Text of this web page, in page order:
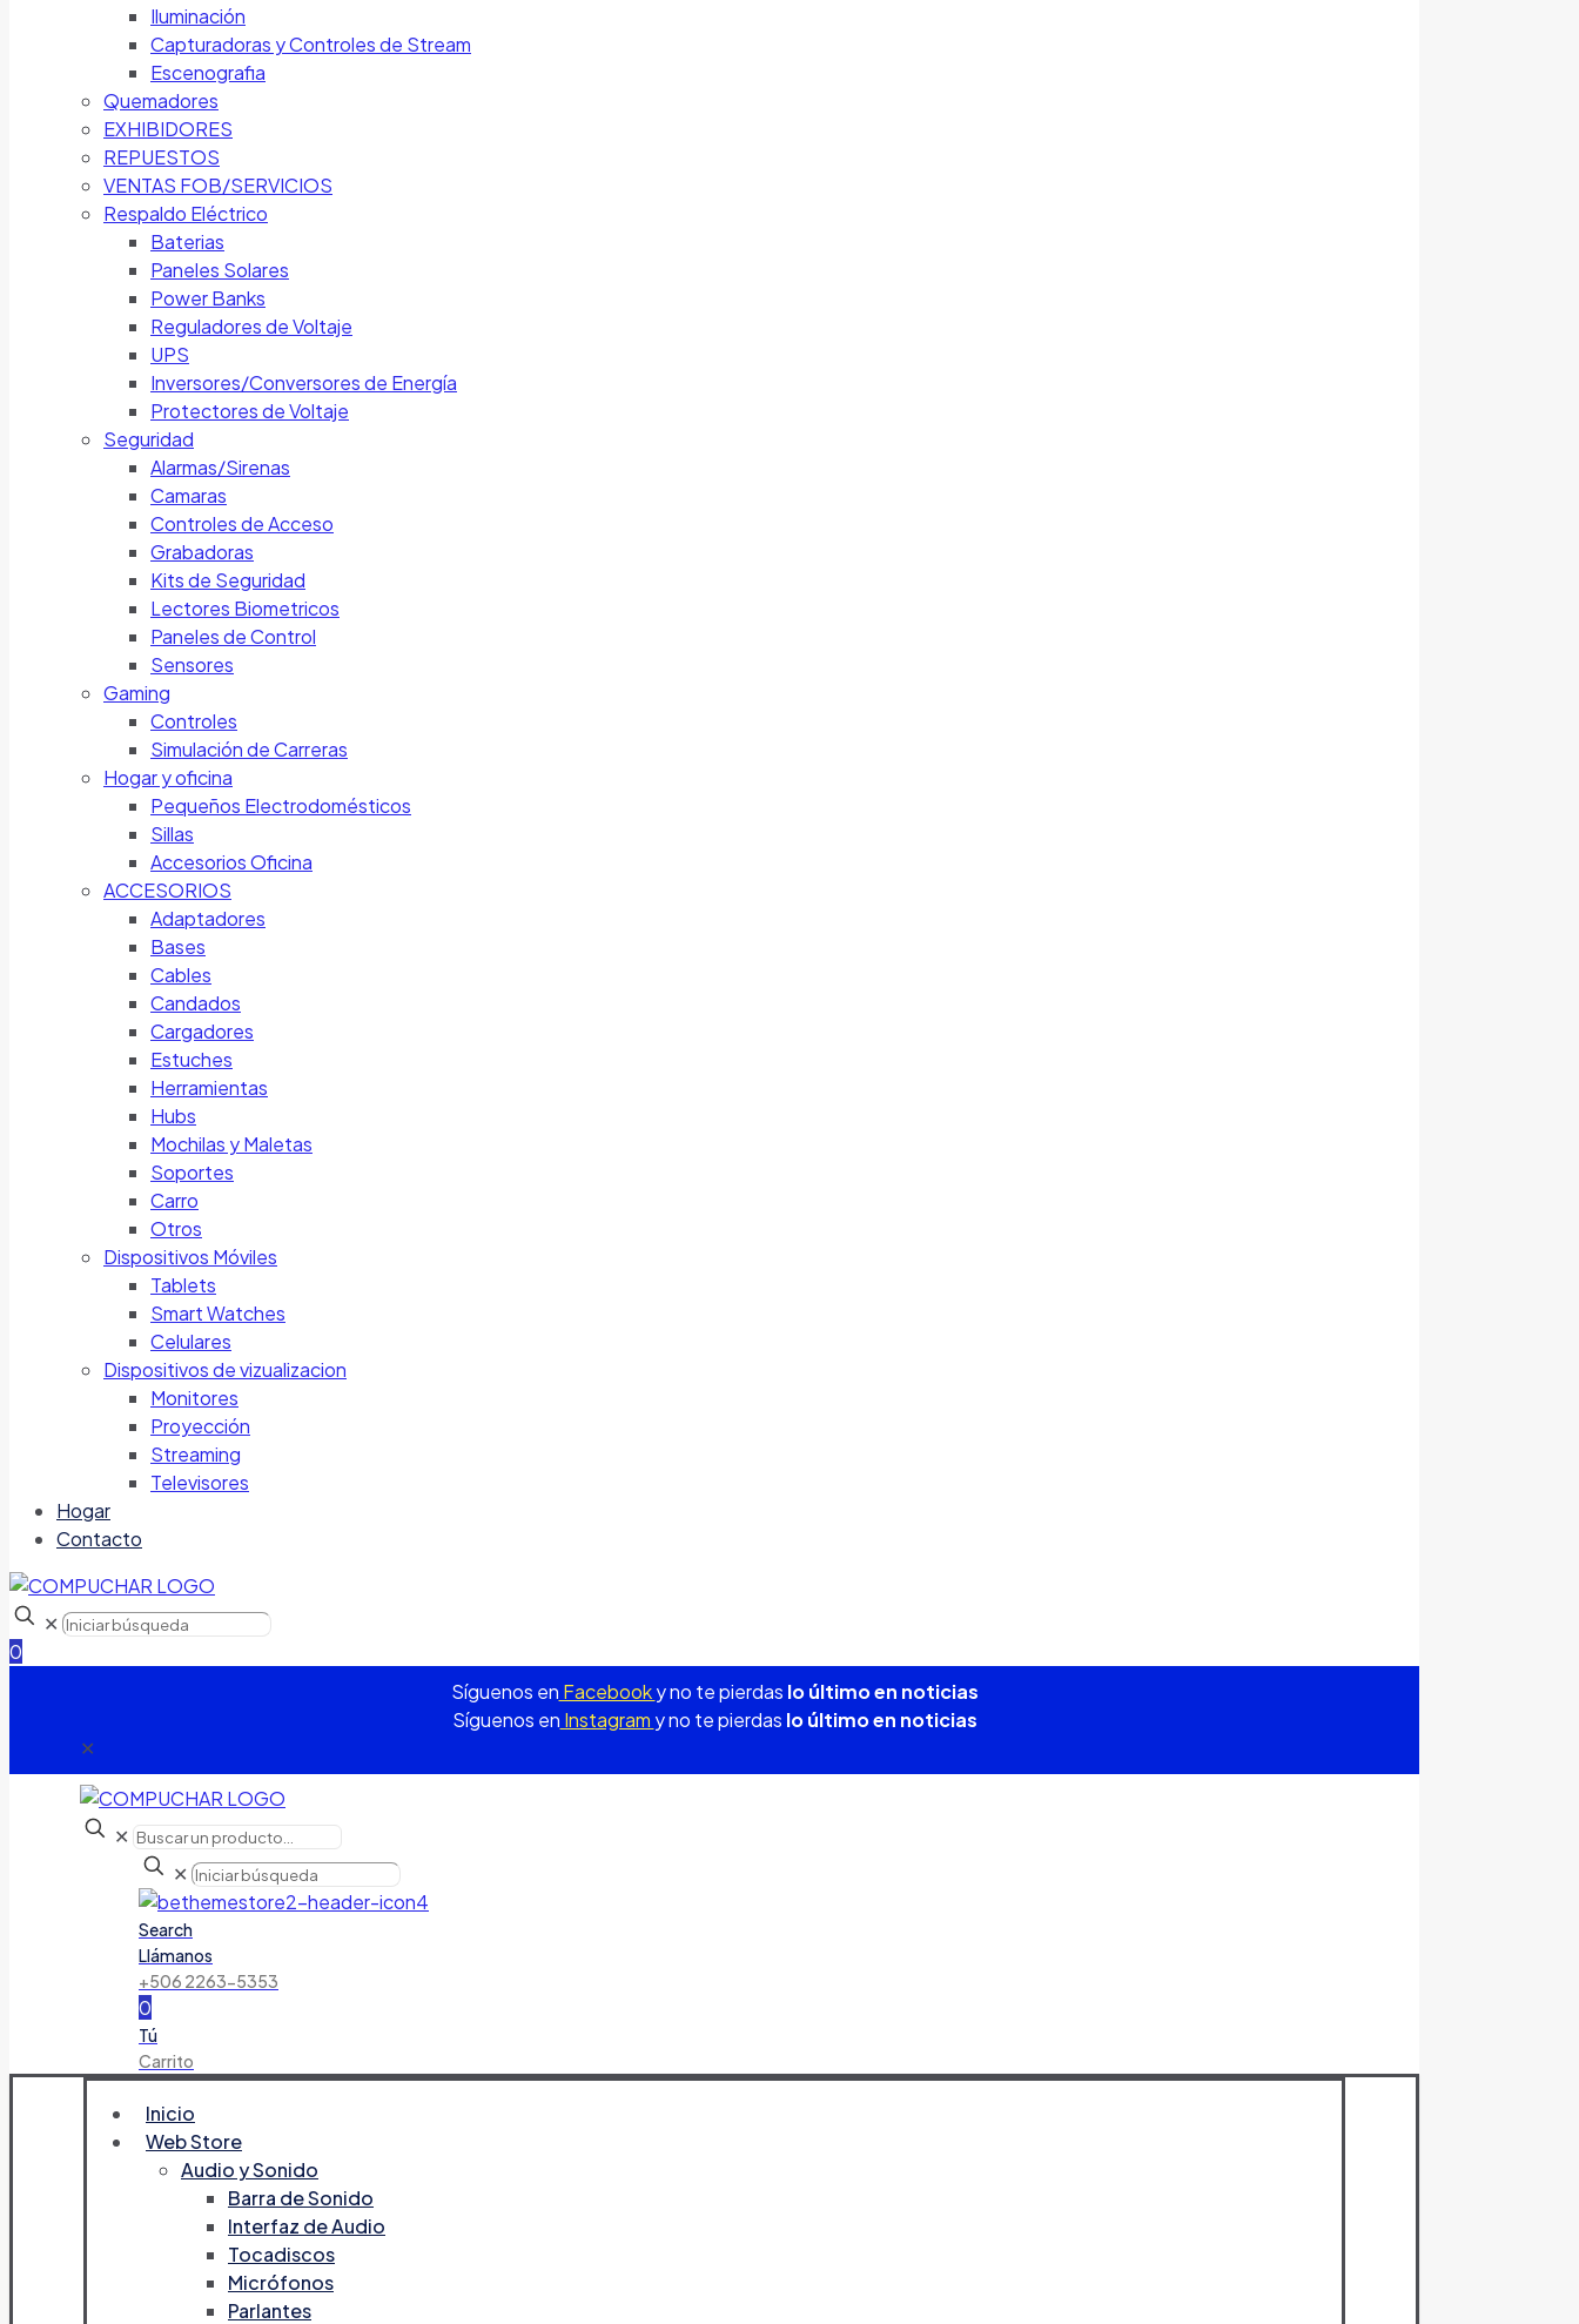
Iluminación
Capturadoras y Controles de Stream
Escenografia
Quemadores
EXHIBIDORES
REPUESTOS
VENTAS FOB/SERVICIOS
Respaldo Eléctrico
Baterias
Paneles Solares
Power Banks
Reguladores de Voltaje
UPS
Inversores/Conversores de Energía
Protectores de Voltaje
Seguridad
Alarmas/Sirenas
Camaras
Controles de Acceso
Grabadoras
Kits de Seguridad
Lectores Biometricos
Paneles de Control
Sensores
Gaming
Controles
Simulación de Carreras
Hogar y oficina
Pequeños Electrodomésticos
Sillas
Accesorios Oficina
ACCESORIOS
Adaptadores
Bases
Cables
Candados
Cargadores
Estuches
Herramientas
Hubs
Mochilas y Maletas
Soportes
Carro
Otros
Dispositivos Móviles
Tablets
Smart Watches
Celulares
Dispositivos de vizualizacion
Monitores
Proyección
Streaming
Televisores
Hogar
Contacto
✕
0
Síguenos en Facebooky no te pierdas lo último en noticias
Síguenos en Instagram y no te pierdas lo último en noticias
✕
✕
✕
Search
Llámanos
+506 2263-5353
0
Tú
Carrito
Inicio
Web Store
Audio y Sonido
Barra de Sonido
Interfaz de Audio
Tocadiscos
Micrófonos
Parlantes